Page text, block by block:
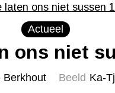
Actueel
ons niet
Berkhout Beeld Ka-